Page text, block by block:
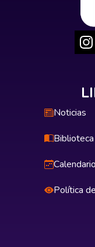
Noticias
Biblioteca
Política